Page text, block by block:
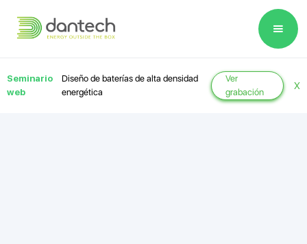
note:
website
includes
Seminario
web
Diseño de baterías de alta densidad
energética
Ver
grabación
X